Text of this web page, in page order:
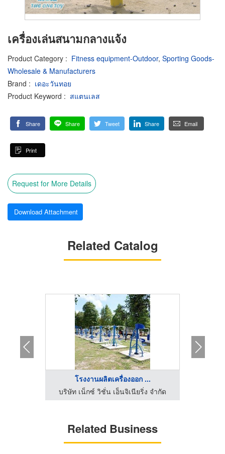
เครื่องเล่นสนามกลางแจ้ง
Product Category : Fitness equipment-Outdoor, Sporting Goods-
Wholesale & Manufacturers
Brand : เดอะวันทอย
Product Keyword : สแตนเลส
Share Share Tweet Share Email
Print
Request for More Details
Download Attachment
Related Catalog
โรงงานผลิตเครื่องออก ...
บริษัท เน็กซ์ วิชั่น เอ็นจิเนียริ่ง จำกัด
Related Business